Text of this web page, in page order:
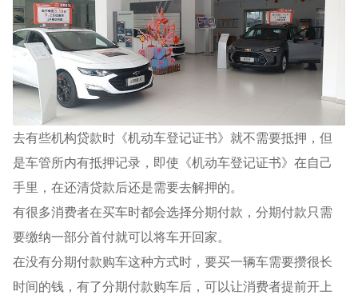
去有些机构贷款时《机动车登记证书》就不需要抵押，但
是车管所内有抵押记录，即使《机动车登记证书》在自己
手里，在还清贷款后还是需要去解押的。
有很多消费者在买车时都会选择分期付款，分期付款只需
要缴纳一部分首付就可以将车开回家。
在没有分期付款购车这种方式时，要买一辆车需要攒很长
时间的钱，有了分期付款购车后，可以让消费者提前开上